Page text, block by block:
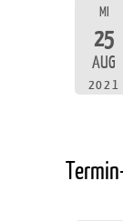
MI
25
AUG
2021